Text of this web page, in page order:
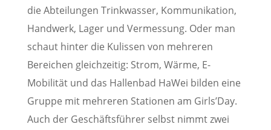
die Abteilungen Trinkwasser, Kommunikation,
Handwerk, Lager und Vermessung. Oder man
schaut hinter die Kulissen von mehreren
Bereichen gleichzeitig: Strom, Wärme, E-
Mobilität und das Hallenbad HaWei bilden eine
Gruppe mit mehreren Stationen am Girls’Day.
Auch der Geschäftsführer selbst nimmt zwei